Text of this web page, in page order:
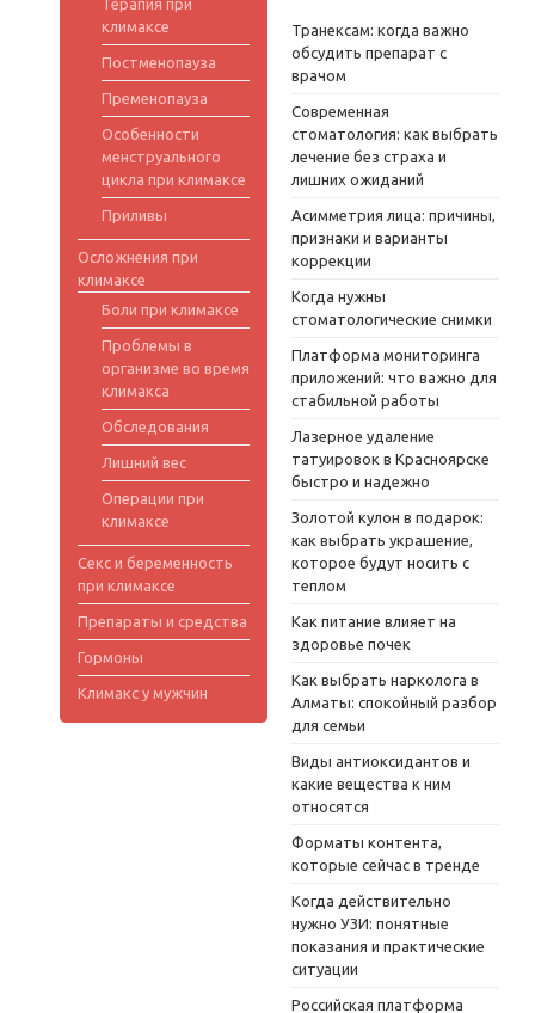
Терапия при
климаксе
Постменопауза
Пременопауза
Особенности
менструального
цикла при климаксе
Приливы
Осложнения при
климаксе
Боли при климаксе
Проблемы в
организме во время
климакса
Обследования
Лишний вес
Операции при
климаксе
Секс и беременность
при климаксе
Препараты и средства
Гормоны
Климакс у мужчин
Транексам: когда важно
обсудить препарат с
врачом
Современная
стоматология: как выбрать
лечение без страха и
лишних ожиданий
Асимметрия лица: причины,
признаки и варианты
коррекции
Когда нужны
стоматологические снимки
Платформа мониторинга
приложений: что важно для
стабильной работы
Лазерное удаление
татуировок в Красноярске
быстро и надежно
Золотой кулон в подарок:
как выбрать украшение,
которое будут носить с
теплом
Как питание влияет на
здоровье почек
Как выбрать нарколога в
Алматы: спокойный разбор
для семьи
Виды антиоксидантов и
какие вещества к ним
относятся
Форматы контента,
которые сейчас в тренде
Когда действительно
нужно УЗИ: понятные
показания и практические
ситуации
Российская платформа